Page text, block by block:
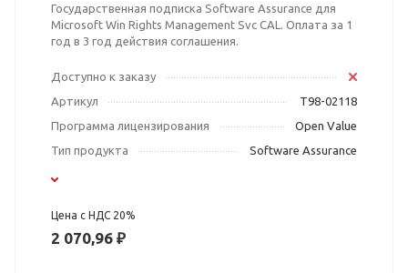
Государственная подписка Software Assurance для
Microsoft Win Rights Management Svc CAL. Оплата за 1
год в 3 год действия соглашения.
Доступно к заказу
Артикул
T98-02118
Программа лицензирования
Open Value
Тип продукта
Software Assurance
Цена с НДС 20%
2 070,96 ₽